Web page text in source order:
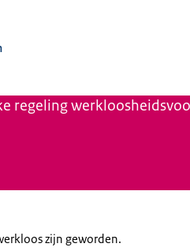
regeling
zijn geworden.